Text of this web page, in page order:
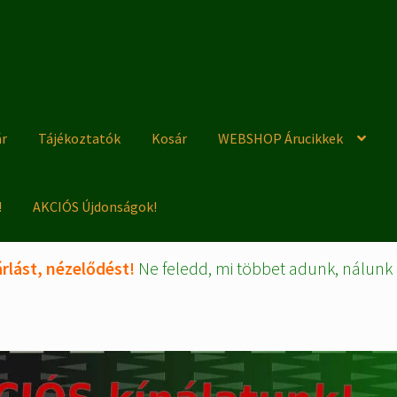
Tájékoztatók Kosár WEBSHOP Árucikkek
AKCIÓS Újdonságok!
nézelődést! Ne feledd, mi többet adunk,